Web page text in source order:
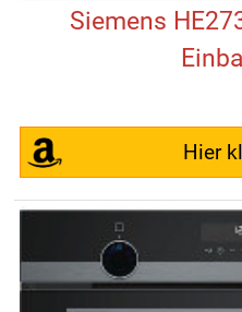
Siemens
Hier